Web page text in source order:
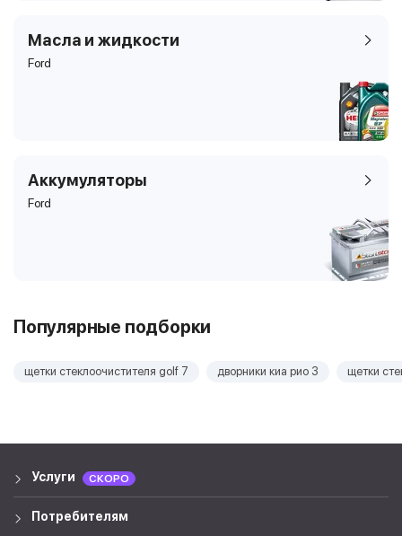
Масла и жидкости
Ford
Аккумуляторы
Ford
Популярные подборки
щетки стеклоочистителя golf 7 дворники киа рио 3 щетки
Услуги СКОРО
Потребителям